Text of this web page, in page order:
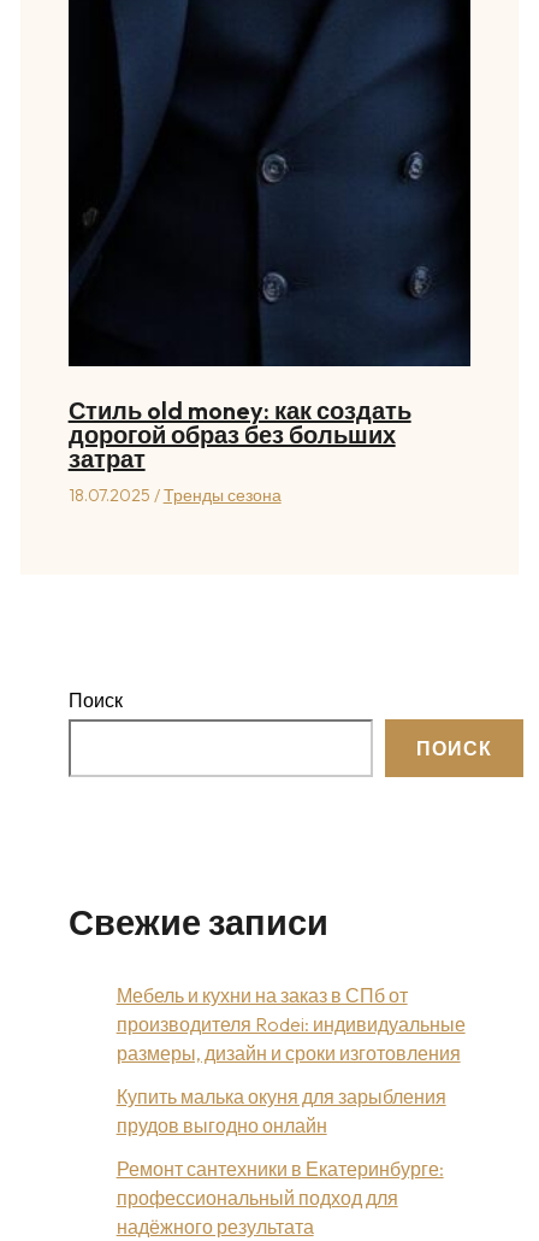
Стиль old money: как создать
дорогой образ без больших
затрат
18.07.2025 /Тренды сезона
Поиск
ПОИСК
Свежие записи
Мебель и кухни на заказ в СПб от
производителя Rodei: индивидуальные
размеры, дизайн и сроки изготовления
Купить малька окуня для зарыбления
прудов выгодно онлайн
Ремонт сантехники в Екатеринбурге:
профессиональный подход для
надёжного результата